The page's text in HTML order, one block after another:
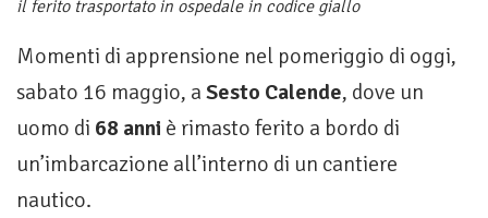
il ferito trasportato in ospedale in codice giallo
Momenti di apprensione nel pomeriggio di oggi,
sabato 16 maggio, a Sesto Calende, dove un
uomo di 68 anni è rimasto ferito a bordo di
un’imbarcazione all’interno di un cantiere
nautico.